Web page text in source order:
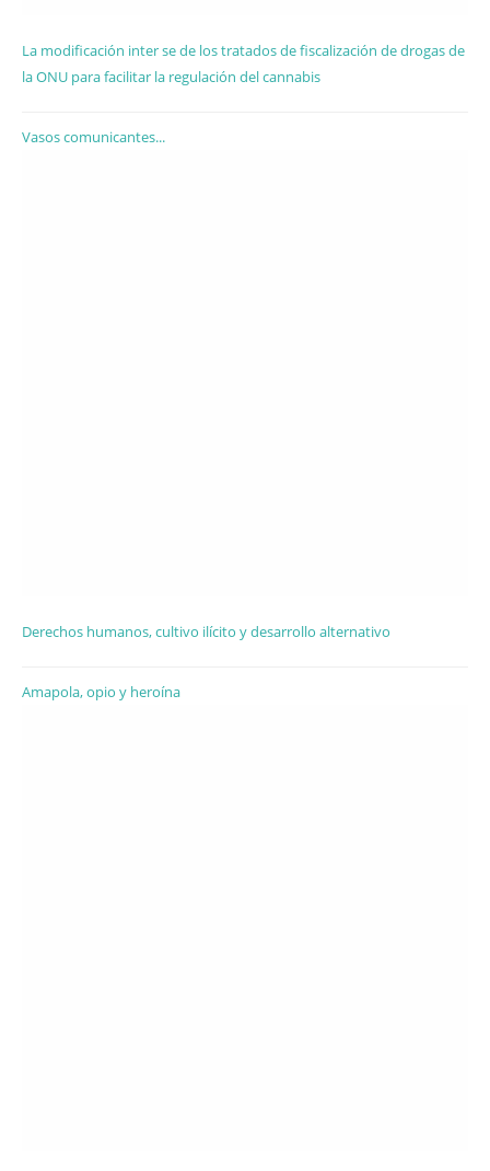
La modificación inter se de los tratados de fiscalización de drogas de
la ONU para facilitar la regulación del cannabis
Vasos comunicantes...
Derechos humanos, cultivo ilícito y desarrollo alternativo
Amapola, opio y heroína